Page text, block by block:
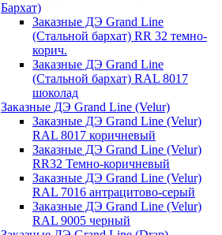
Бархат)
Заказные ДЭ Grand Line
(Стальной бархат) RR 32 темно-
корич.
Заказные ДЭ Grand Line
(Стальной бархат) RAL 8017
шоколад
Заказные ДЭ Grand Line (Velur)
Заказные ДЭ Grand Line (Velur)
RAL 8017 коричневый
Заказные ДЭ Grand Line (Velur)
RR32 Темно-коричневый
Заказные ДЭ Grand Line (Velur)
RAL 7016 антрацитово-серый
Заказные ДЭ Grand Line (Velur)
RAL 9005 черный